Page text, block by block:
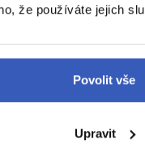
že používáte jejich
Povolit vše
Upravit
8.
DEN